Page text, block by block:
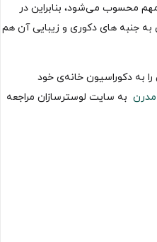
محسوب می‌شود، بنابراین در
به جنبه های دکوری و زیبایی آن هم
به دکوراسیون خانه‌ی خود
مدرن به سایت لوسترسازان مراجعه